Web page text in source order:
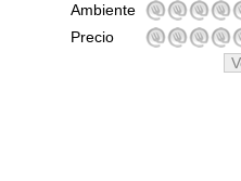
Ambiente
Precio